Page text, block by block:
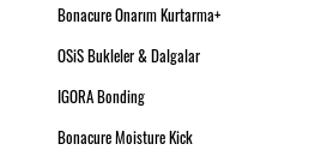
Bonacure Onarım Kurtarma+
OSiS Bukleler & Dalgalar
IGORA Bonding
Bonacure Moisture Kick